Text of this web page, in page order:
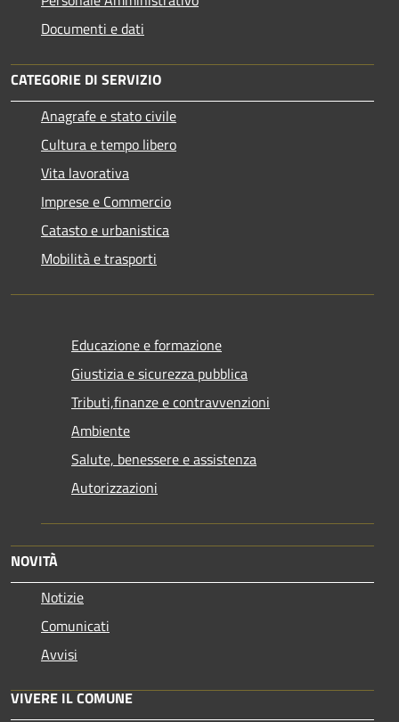
Documenti e dati
CATEGORIE DI SERVIZIO
Anagrafe e stato civile
Cultura e tempo libero
Vita lavorativa
Imprese e Commercio
Catasto e urbanistica
Mobilità e trasporti
Educazione e formazione
Giustizia e sicurezza pubblica
Tributi,finanze e contravvenzioni
Ambiente
Salute, benessere e assistenza
Autorizzazioni
NOVITÀ
Notizie
Comunicati
Avvisi
VIVERE IL COMUNE